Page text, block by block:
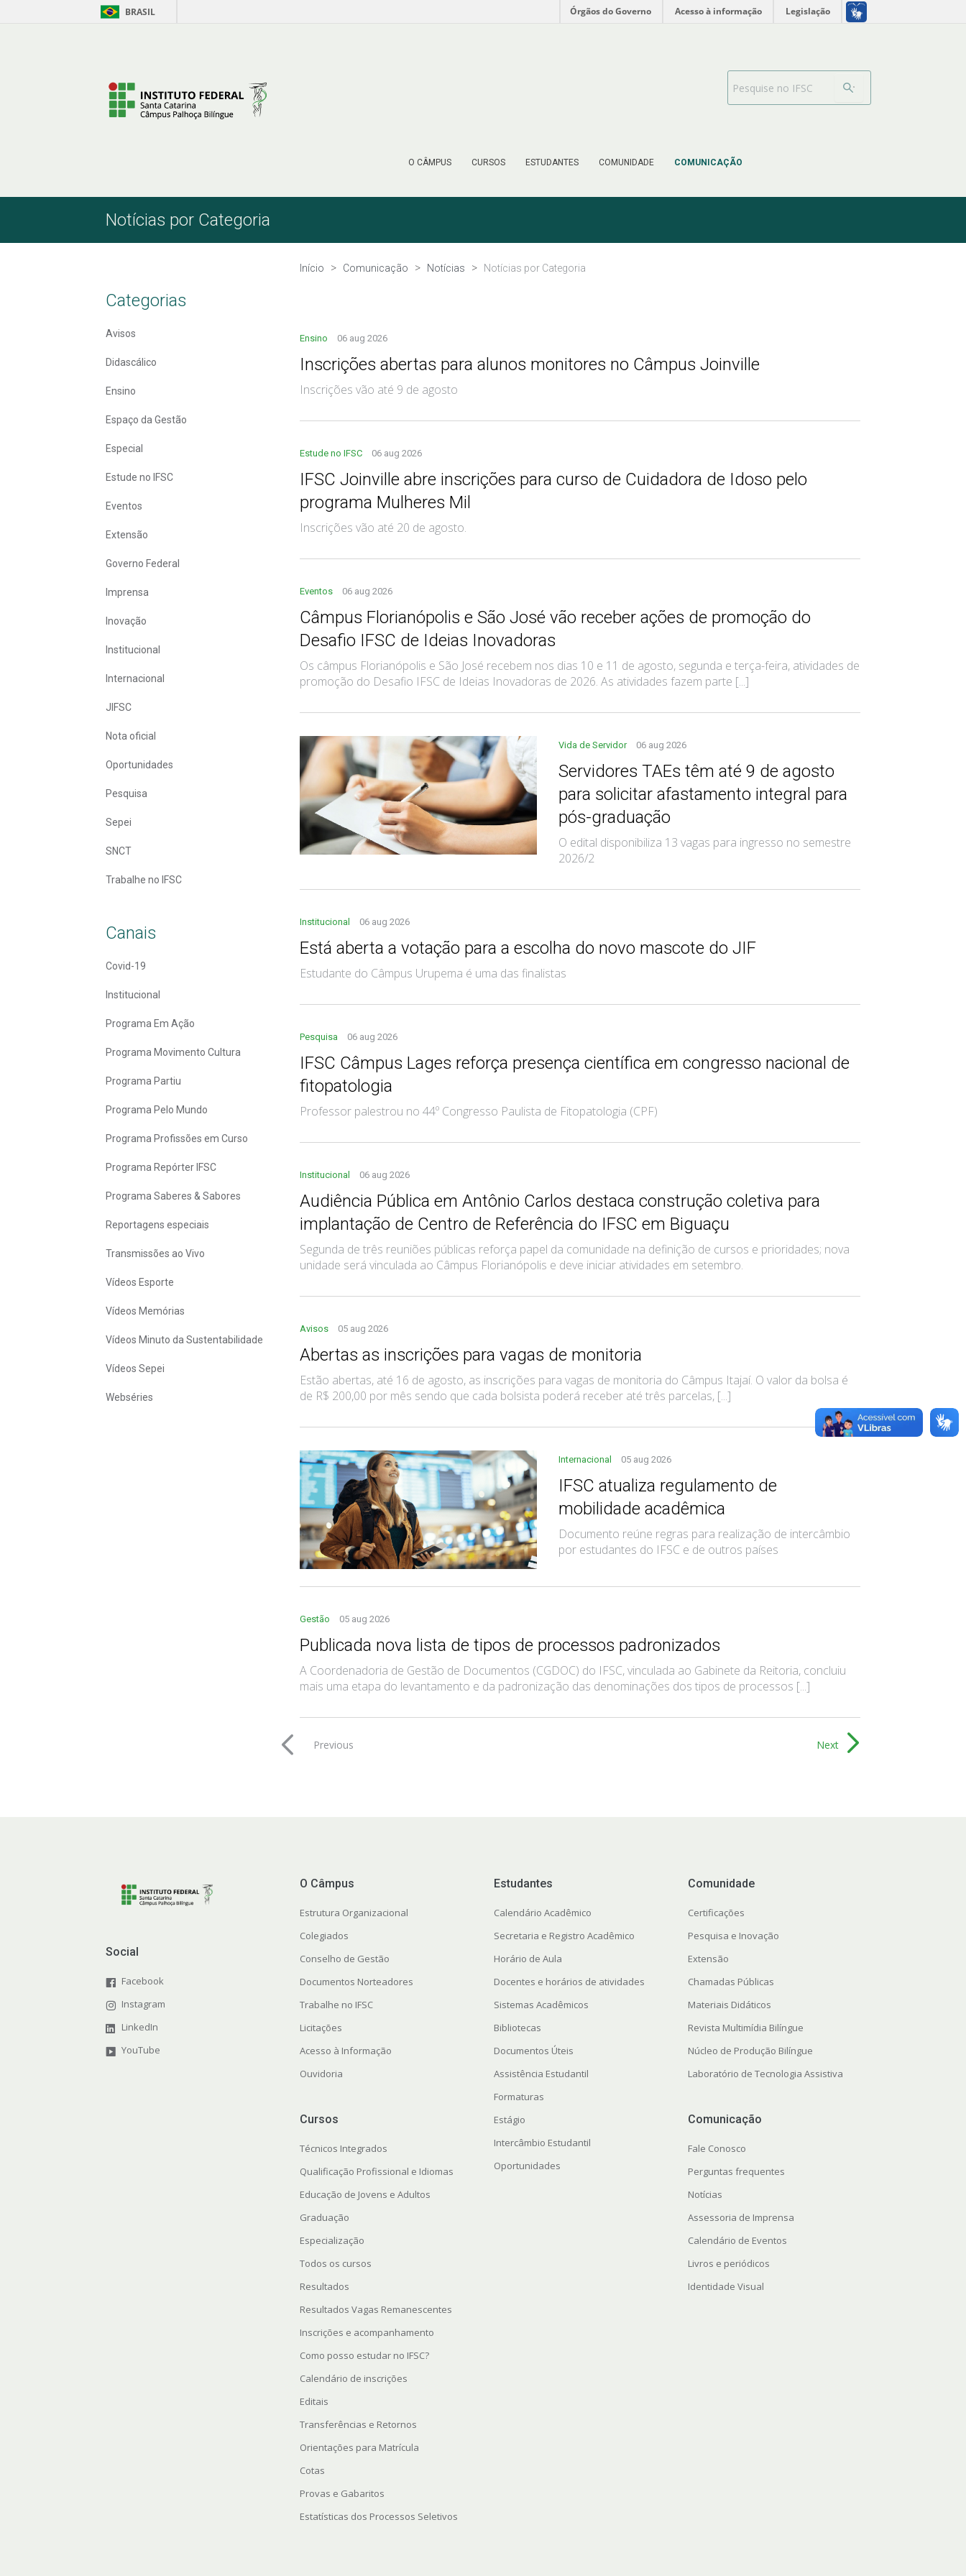
BRASIL Órgãos do Governo Acesso à informação Legislação
O CÂMPUS CURSOS ESTUDANTES COMUNIDADE COMUNICAÇÃO
Search Bar
Notícias por Categoria
Categorias
Avisos
Didascálico
Ensino
Espaço da Gestão
Especial
Estude no IFSC
Eventos
Extensão
Governo Federal
Imprensa
Inovação
Institucional
Internacional
JIFSC
Nota oficial
Oportunidades
Pesquisa
Sepei
SNCT
Trabalhe no IFSC
Canais
Covid-19
Institucional
Programa Em Ação
Programa Movimento Cultura
Programa Partiu
Programa Pelo Mundo
Programa Profissões em Curso
Programa Repórter IFSC
Programa Saberes & Sabores
Reportagens especiais
Transmissões ao Vivo
Vídeos Esporte
Vídeos Memórias
Vídeos Minuto da Sustentabilidade
Vídeos Sepei
Webséries
Início Comunicação Notícias Notícias por Categoria
Ensino 06 aug 2026
Inscrições abertas para alunos monitores no Câmpus Joinville
Inscrições vão até 9 de agosto
Estude no IFSC 06 aug 2026
IFSC Joinville abre inscrições para curso de Cuidadora de Idoso pelo
programa Mulheres Mil
Inscrições vão até 20 de agosto.
Eventos 06 aug 2026
Câmpus Florianópolis e São José vão receber ações de promoção do
Desafio IFSC de Ideias Inovadoras
Os câmpus Florianópolis e São José recebem nos dias 10 e 11 de agosto, segunda e terça-feira, atividades de
promoção do Desafio IFSC de Ideias Inovadoras de 2026. As atividades fazem parte [...]
Vida de Servidor 06 aug 2026
Servidores TAEs têm até 9 de agosto
para solicitar afastamento integral para
pós-graduação
O edital disponibiliza 13 vagas para ingresso no semestre
2026/2
Institucional 06 aug 2026
Está aberta a votação para a escolha do novo mascote do JIF
Estudante do Câmpus Urupema é uma das finalistas
Pesquisa 06 aug 2026
IFSC Câmpus Lages reforça presença científica em congresso nacional de
fitopatologia
Professor palestrou no 44º Congresso Paulista de Fitopatologia (CPF)
Institucional 06 aug 2026
Audiência Pública em Antônio Carlos destaca construção coletiva para
implantação de Centro de Referência do IFSC em Biguaçu
Segunda de três reuniões públicas reforça papel da comunidade na definição de cursos e prioridades; nova
unidade será vinculada ao Câmpus Florianópolis e deve iniciar atividades em setembro.
Avisos 05 aug 2026
Abertas as inscrições para vagas de monitoria
Estão abertas, até 16 de agosto, as inscrições para vagas de monitoria do Câmpus Itajaí. O valor da bolsa é
de R$ 200,00 por mês sendo que cada bolsista poderá receber até três parcelas, [...]
Internacional 05 aug 2026
IFSC atualiza regulamento de
mobilidade acadêmica
Documento reúne regras para realização de intercâmbio
por estudantes do IFSC e de outros países
Gestão 05 aug 2026
Publicada nova lista de tipos de processos padronizados
A Coordenadoria de Gestão de Documentos (CGDOC) do IFSC, vinculada ao Gabinete da Reitoria, concluiu
mais uma etapa do levantamento e da padronização das denominações dos tipos de processos [...]
Previous Next
Social
Facebook
Instagram
LinkedIn
YouTube
O Câmpus
Estrutura Organizacional
Colegiados
Conselho de Gestão
Documentos Norteadores
Trabalhe no IFSC
Licitações
Acesso à Informação
Ouvidoria
Cursos
Técnicos Integrados
Qualificação Profissional e Idiomas
Educação de Jovens e Adultos
Graduação
Especialização
Todos os cursos
Resultados
Resultados Vagas Remanescentes
Inscrições e acompanhamento
Como posso estudar no IFSC?
Calendário de inscrições
Editais
Transferências e Retornos
Orientações para Matrícula
Cotas
Provas e Gabaritos
Estatísticas dos Processos Seletivos
Estudantes
Calendário Acadêmico
Secretaria e Registro Acadêmico
Horário de Aula
Docentes e horários de atividades
Sistemas Acadêmicos
Bibliotecas
Documentos Úteis
Assistência Estudantil
Formaturas
Estágio
Intercâmbio Estudantil
Oportunidades
Comunidade
Certificações
Pesquisa e Inovação
Extensão
Chamadas Públicas
Materiais Didáticos
Revista Multimídia Bilíngue
Núcleo de Produção Bilíngue
Laboratório de Tecnologia Assistiva
Comunicação
Fale Conosco
Perguntas frequentes
Notícias
Assessoria de Imprensa
Calendário de Eventos
Livros e periódicos
Identidade Visual